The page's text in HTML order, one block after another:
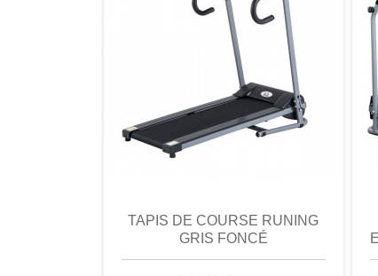
TAPIS DE COURSE RUNING
GRIS FONCÉ